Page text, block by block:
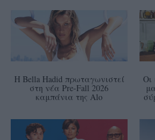
Η Bella Hadid πρωταγωνιστεί
στη νέα Pre-Fall 2026
καμπάνια της Alo
Οι